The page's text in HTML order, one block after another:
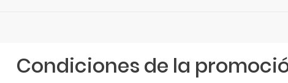
Condiciones de la